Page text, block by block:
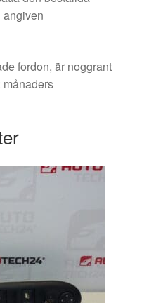
angiven
fordon, är noggrant